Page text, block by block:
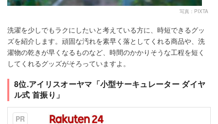
写真：PIXTA
洗濯を少しでもラクにしたいと考えている方に、時短できるグッ
ズを紹介します。頑固な汚れを素早く落としてくれる商品や、洗
濯物の乾きが早くなるものなど、時間のかかりそうな工程を短く
してくれるグッズがそろっていますよ。
8位.アイリスオーヤマ「小型サーキュレーター ダイヤ
ル式 首振り」
PR